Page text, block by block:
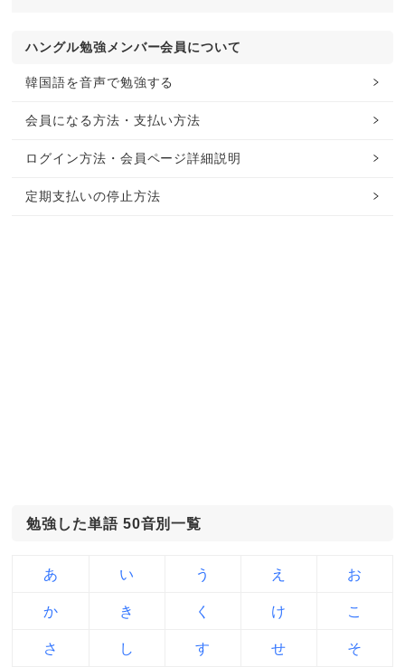
ハングル勉強メンバー会員について
韓国語を音声で勉強する
会員になる方法・支払い方法
ログイン方法・会員ページ詳細説明
定期支払いの停止方法
勉強した単語 50音別一覧
あ い う え お
か き く け こ
さ し す せ そ